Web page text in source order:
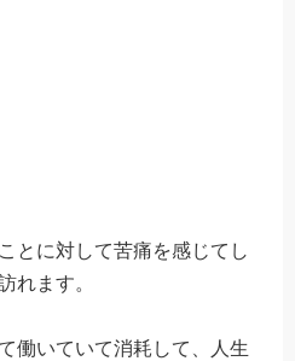
とに対して苦痛を感じてし
れます。
働いていて消耗して、人生